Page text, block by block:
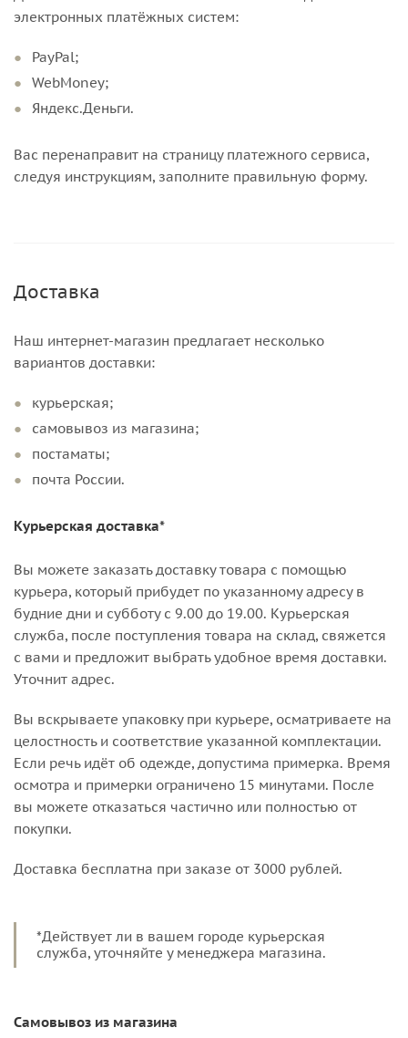
электронных платёжных систем:
PayPal;
WebMoney;
Яндекс.Деньги.
Вас перенаправит на страницу платежного сервиса,
следуя инструкциям, заполните правильную форму.
Доставка
Наш интернет-магазин предлагает несколько
вариантов доставки:
курьерская;
самовывоз из магазина;
постаматы;
почта России.
Курьерская доставка*
Вы можете заказать доставку товара с помощью
курьера, который прибудет по указанному адресу в
будние дни и субботу с 9.00 до 19.00. Курьерская
служба, после поступления товара на склад, свяжется
с вами и предложит выбрать удобное время доставки.
Уточнит адрес.
Вы вскрываете упаковку при курьере, осматриваете на
целостность и соответствие указанной комплектации.
Если речь идёт об одежде, допустима примерка. Время
осмотра и примерки ограничено 15 минутами. После
вы можете отказаться частично или полностью от
покупки.
Доставка бесплатна при заказе от 3000 рублей.
*Действует ли в вашем городе курьерская
служба, уточняйте у менеджера магазина.
Самовывоз из магазина